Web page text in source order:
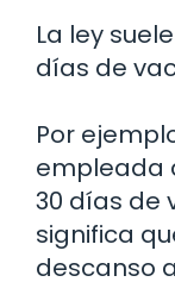
La ley
días de
Por
empleada
30 días de
significa
descanso